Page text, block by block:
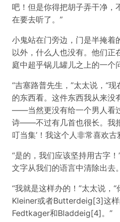
吧！但是你得把胡子弄干净，
在要去听了。”
小鬼站在门旁边，门是半掩着
以外，什么人也没有。他们正
庭中超乎锅儿罐儿之上的一个
“吉塞路普先生，”太太说，“
的东西看。这件东西我从来没
——当然更没有给一个男人看
诗——不过有几首也很长。我
叮当集’！我这个人非常喜欢古
“是的，我们应该坚持用古字
文字从我们的语言中清除出去
“我就是这样办的！”太太说，
Kleiner或者Butterdeig[3]这
Fedtkager和Bladdeig[4]。”